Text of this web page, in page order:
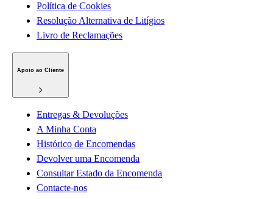
Política de Cookies
Resolução Alternativa de Litígios
Livro de Reclamações
Apoio ao Cliente
Entregas & Devoluções
A Minha Conta
Histórico de Encomendas
Devolver uma Encomenda
Consultar Estado da Encomenda
Contacte-nos